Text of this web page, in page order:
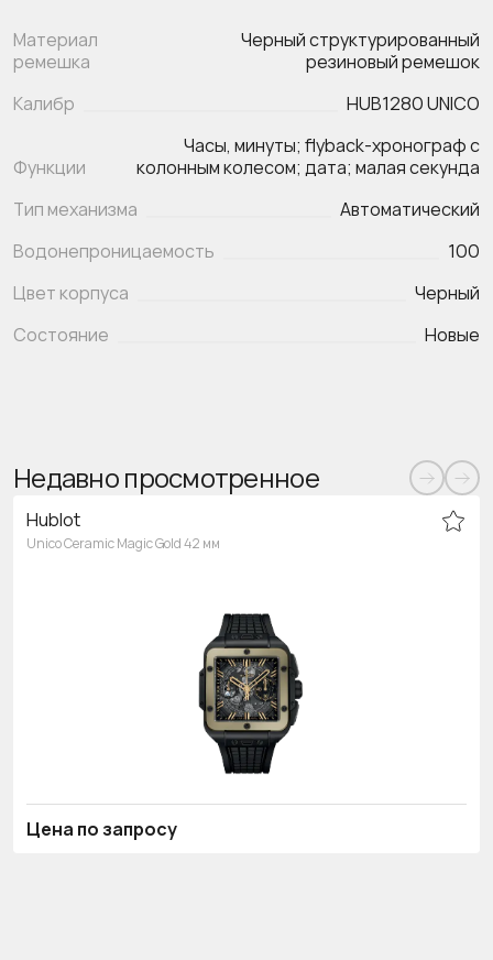
Материал
ремешка
Черный структурированный
резиновый ремешок
Калибр
HUB1280 UNICO
Функции
Часы, минуты; flyback-хронограф с
Тип механизма
Автоматический
Водонепроницаемость
100
Цвет корпуса
Черный
Состояние
Новые
Недавно просмотренное
Hublot
Unico Ceramic Magic Gold 42 мм
Цена по запросу